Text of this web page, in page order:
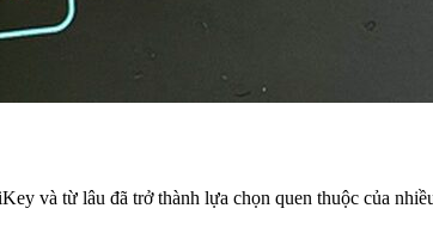
và từ lâu đã trở thành lựa chọn quen thuộc của